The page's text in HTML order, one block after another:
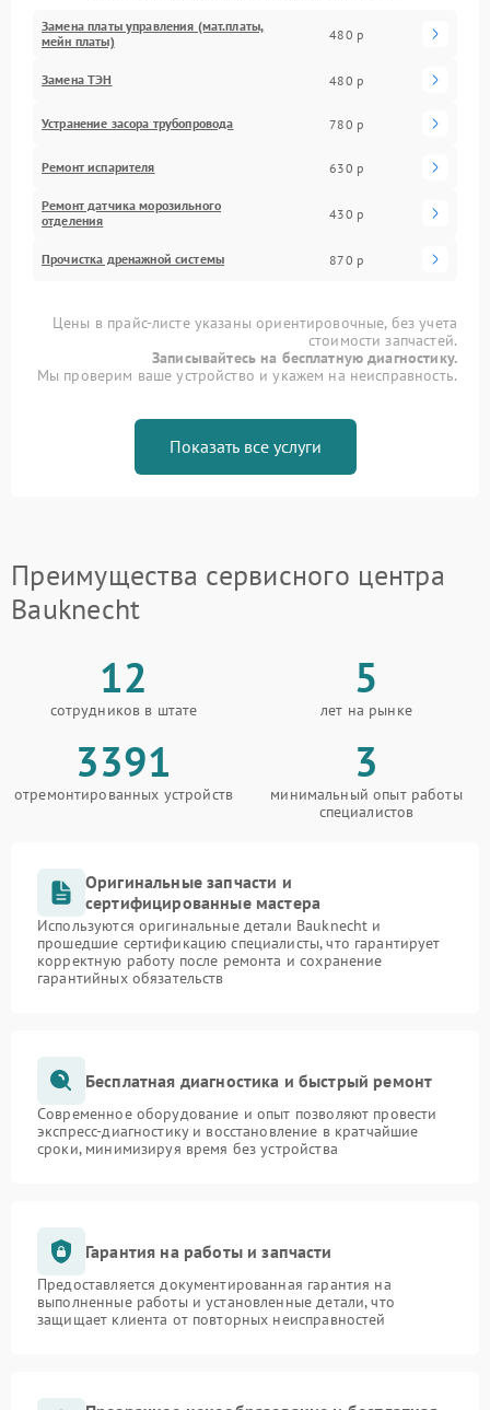
Замена платы управления (мат.платы,
мейн платы)
480 р
Замена ТЭН 480 р
Устранение засора трубопровода 780 р
Ремонт испарителя 630 р
Ремонт датчика морозильного
отделения
430 р
Прочистка дренажной системы 870 р
Цены в прайс-листе указаны ориентировочные, без учета
стоимости запчастей.
Записывайтесь на бесплатную диагностику.
Мы проверим ваше устройство и укажем на неисправность.
Показать все услуги
Преимущества сервисного центра
Bauknecht
12
сотрудников в штате
5
лет на рынке
3391
отремонтированных устройств
3
минимальный опыт работы
специалистов
Оригинальные запчасти и
сертифицированные мастера
Используются оригинальные детали Bauknecht и
прошедшие сертификацию специалисты, что гарантирует
корректную работу после ремонта и сохранение
гарантийных обязательств
Бесплатная диагностика и быстрый ремонт
Современное оборудование и опыт позволяют провести
экспресс-диагностику и восстановление в кратчайшие
сроки, минимизируя время без устройства
Гарантия на работы и запчасти
Предоставляется документированная гарантия на
выполненные работы и установленные детали, что
защищает клиента от повторных неисправностей